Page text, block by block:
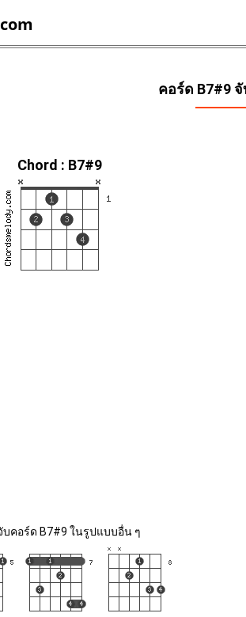
คอร์ด B7#9 จั
Chord : B7#9
บคอร์ด B7#9 ในรูปแบบอื่น ๆ